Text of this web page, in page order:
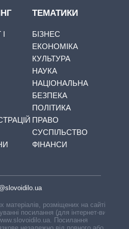
ТЕМАТИКИ
БІЗНЕС
ЕКОНОМІКА
КУЛЬТУРА
НАУКА
НАЦІОНАЛЬНА
БЕЗПЕКА
ПОЛІТИКА
ПРАВО
СУСПІЛЬСТВО
ФІНАНСИ
матеріалів, розміщених на сайті,
посилання (для інтернет-видань
Посилання